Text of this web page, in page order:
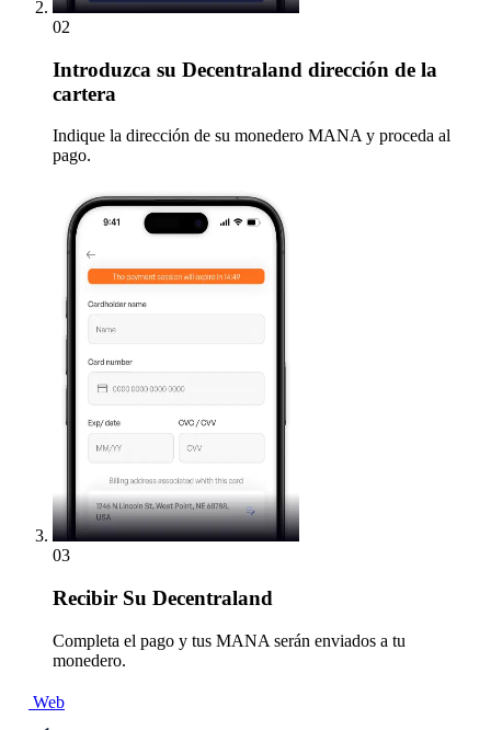
02
Introduzca su Decentraland dirección de la
cartera
Indique la dirección de su monedero MANA y proceda al
pago.
03
Recibir Su Decentraland
Completa el pago y tus MANA serán enviados a tu
monedero.
Web